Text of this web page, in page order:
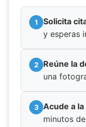
Solicita
y esperas
Reúne la
una
Acude a
minutos